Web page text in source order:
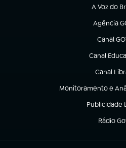
A Voz do
(abre em
Agência
(abre em
Canal
(abre em
Canal
(abre em
Canal
(abre em
Monitoramento e
(abre em nova aba)
Publicidade
(abre em
Rádio
(abre em